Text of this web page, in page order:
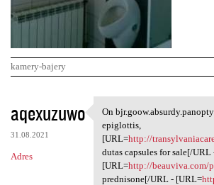
kamery-bajery
K
o
m
e
aqexuzuwo
31.08.2021
Adres
On bjr.goow.absurdy
On
epiglottis,
[URL=http://
dutas capsules for sale[/URL
[URL=http://beauviva.com/
prednisone[/URL - [URL=